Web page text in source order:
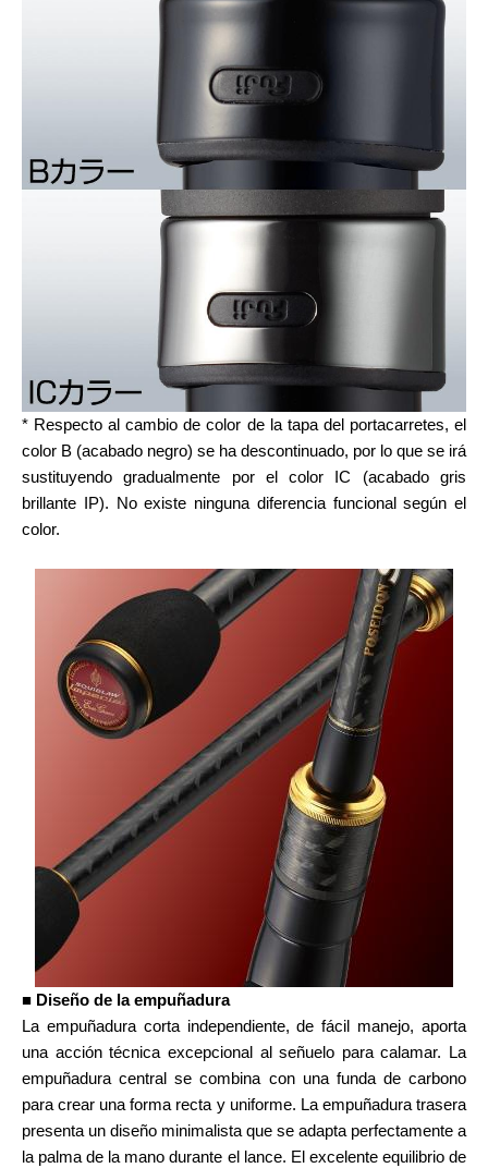
* Respecto al cambio de color de la tapa del portacarretes, el
color B (acabado negro) se ha descontinuado, por lo que se irá
sustituyendo gradualmente por el color IC (acabado gris
brillante IP). No existe ninguna diferencia funcional según el
color.
■ Diseño de la empuñadura
La empuñadura corta independiente, de fácil manejo, aporta
una acción técnica excepcional al señuelo para calamar. La
empuñadura central se combina con una funda de carbono
para crear una forma recta y uniforme. La empuñadura trasera
presenta un diseño minimalista que se adapta perfectamente a
la palma de la mano durante el lance. El excelente equilibrio de